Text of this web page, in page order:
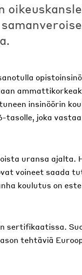
insinöörin
tasolle, joka
uransa ajalta.
voineet saada
koulutus on
sertifikaatissa.
tehtäviä